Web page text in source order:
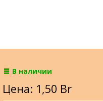
В наличии
Цена: 1,50 Br